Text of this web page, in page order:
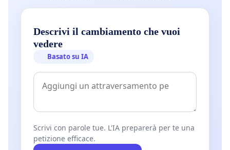
Descrivi il cambiamento che vuoi
vedere
Basato su IA
Scrivi con parole tue. L'IA preparerà per te una
petizione efficace.